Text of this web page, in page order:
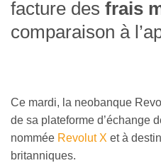
facture des frais
comparaison à
Ce mardi, la neobanque
de sa plateforme d’échange
nommée Revolut X et à
britanniques.